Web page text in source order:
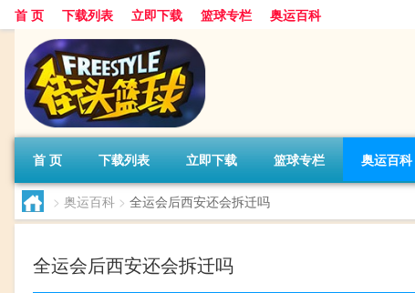
首 页 下载列表 立即下载 篮球专栏 奥运百科
首 页 下载列表 立即下载 篮球专栏 奥运百科
> 奥运百科 > 全运会后西安还会拆迁吗
全运会后西安还会拆迁吗